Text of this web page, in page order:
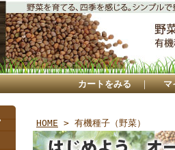
カートをみる ｜ マ
HOME > 有機種子（野菜）